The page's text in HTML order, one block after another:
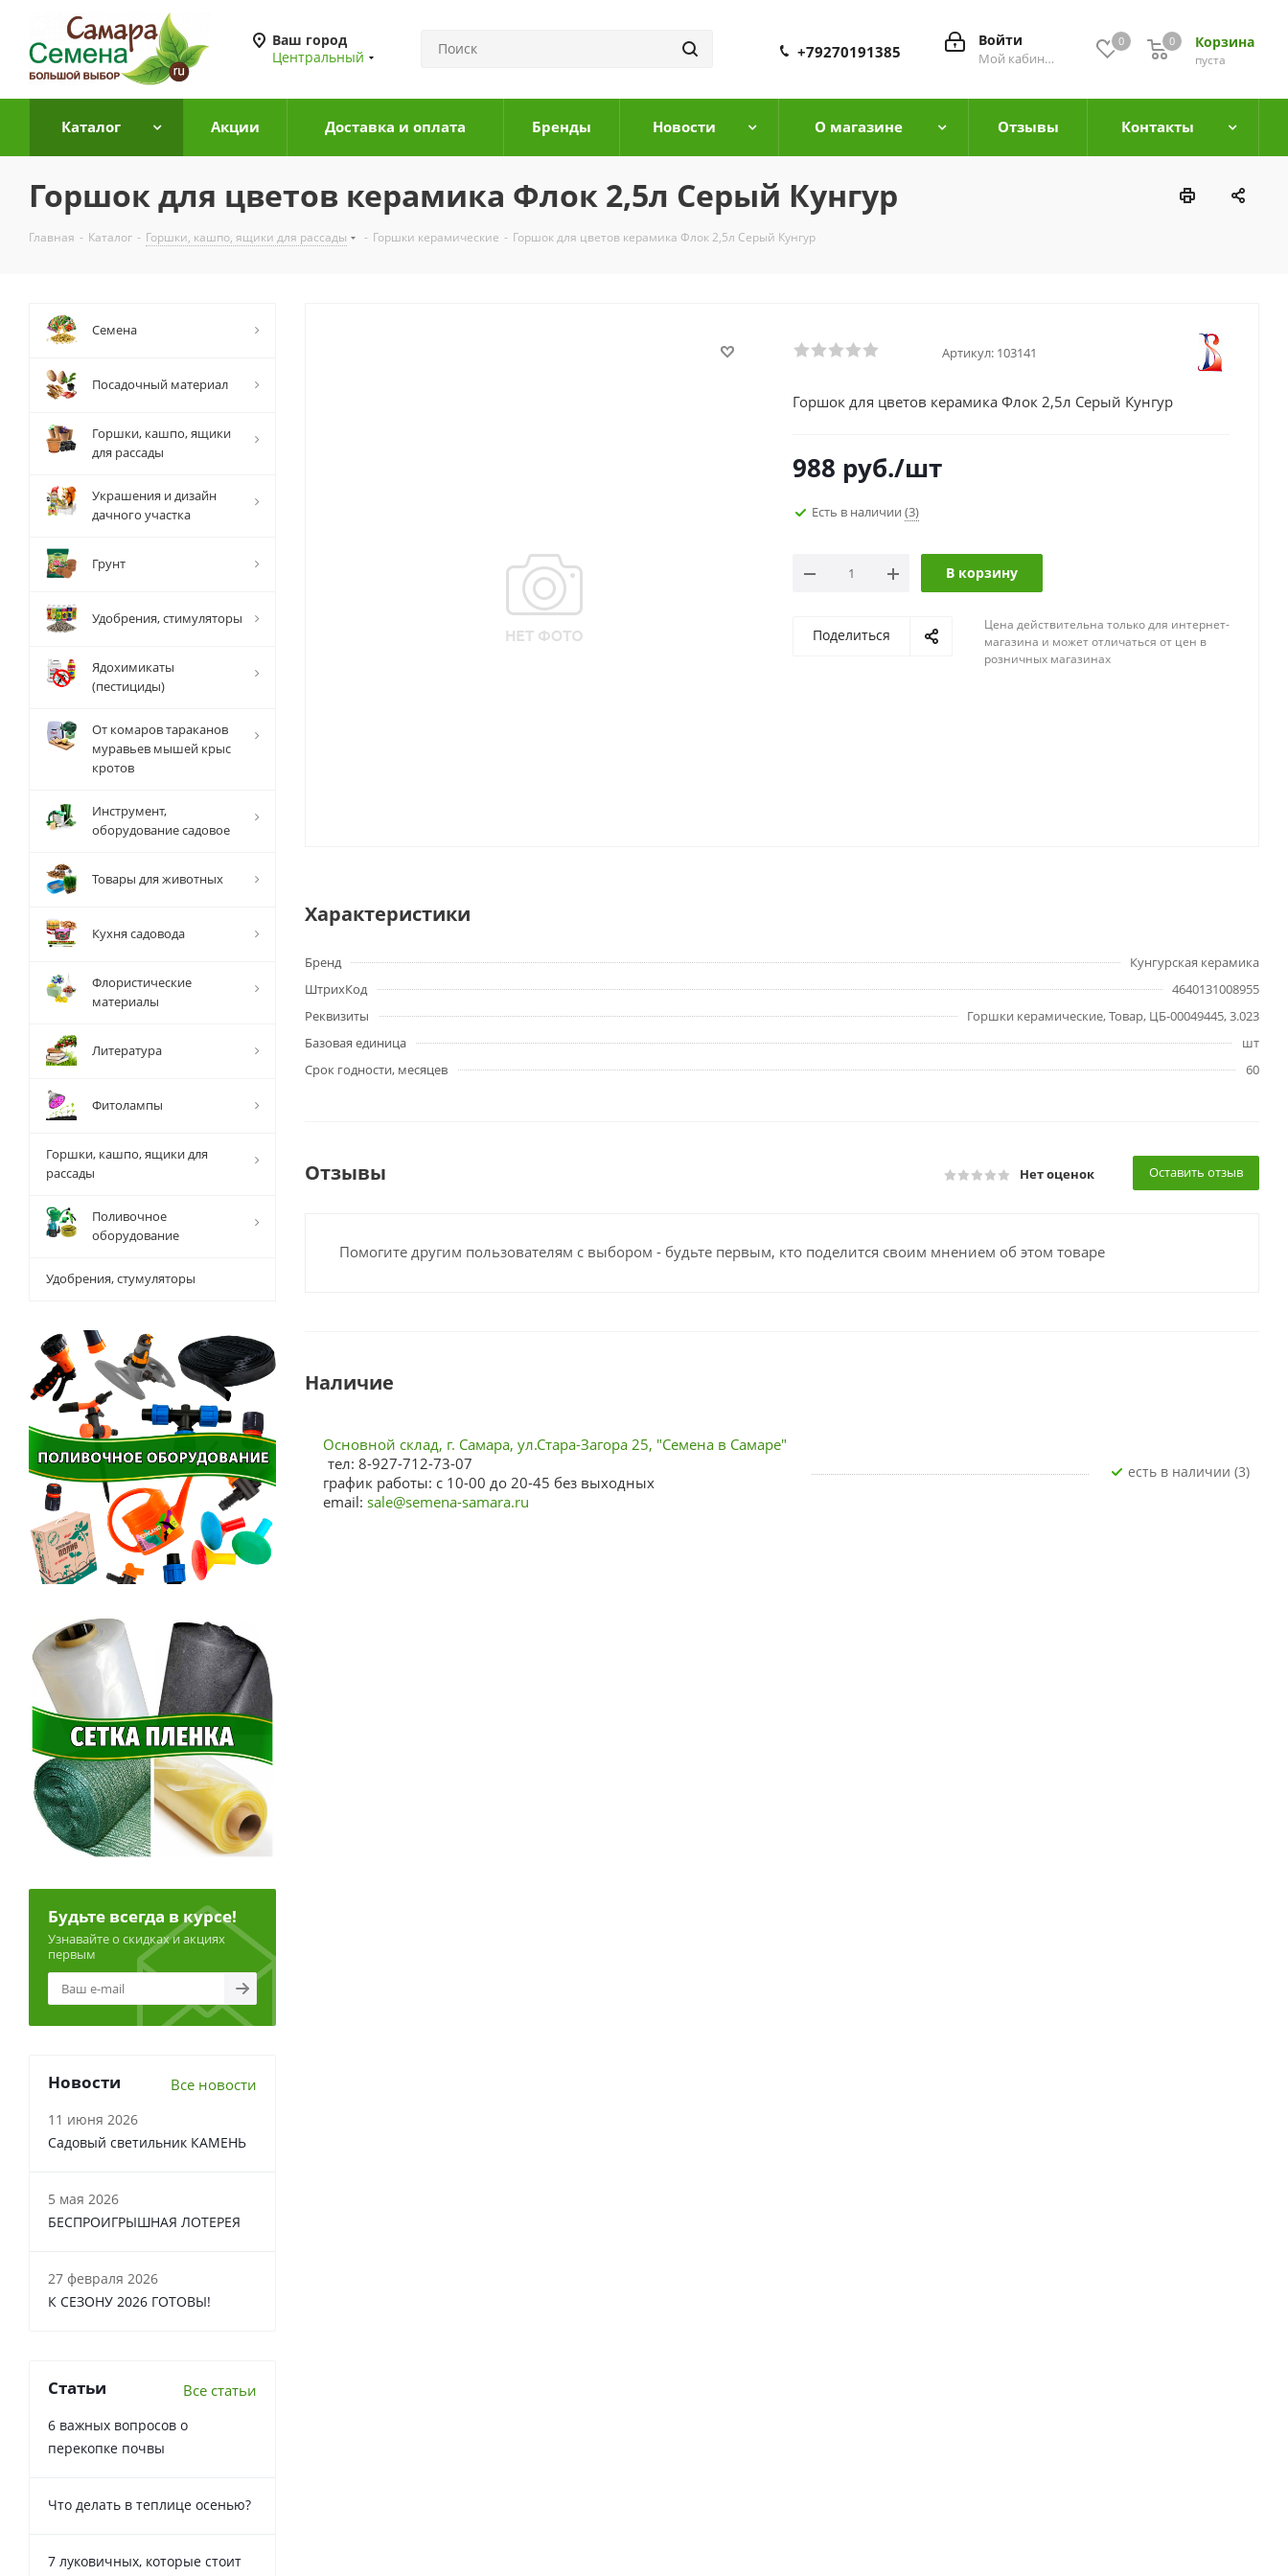
Ваш город
Центральный
0 Корзина
0
пуста
0
Войти
Мой кабинет
+79270191385
Каталог Акции Доставка и оплата Бренды Новости О магазине Отзывы Контакты
Горшок для цветов керамика Флок 2,5л Серый Кунгур
Главная - Каталог - Горшки, кашпо, ящики для рассады - Горшки керамические - Горшок для цветов керамика Флок 2,5л Серый Кунгур
Артикул: 103141
Горшок для цветов керамика Флок 2,5л Серый Кунгур
988 руб./шт
Есть в наличии (3)
В корзину
Поделиться
Цена действительна только для интернет-
магазина и может отличаться от цен в
розничных магазинах
Характеристики
Бренд
Кунгурская керамика
ШтрихКод
4640131008955
Реквизиты
Горшки керамические, Товар, ЦБ-00049445, 3.023
Базовая единица
шт
Срок годности, месяцев
60
Отзывы Нет оценок Оставить отзыв
Помогите другим пользователям с выбором - будьте первым, кто поделится своим мнением об этом товаре
Наличие
Основной склад, г. Самара, ул.Стара-Загора 25, "Семена в Самаре"
тел: 8-927-712-73-07
график работы: с 10-00 до 20-45 без выходных
email: sale@semena-samara.ru
Есть в наличии (3)
Семена
Посадочный материал
Горшки, кашпо, ящики
для рассады
Украшения и дизайн
дачного участка
Грунт
Удобрения, стимуляторы
Ядохимикаты
(пестициды)
От комаров тараканов
муравьев мышей крыс
кротов
Инструмент,
оборудование садовое
Товары для животных
Кухня садовода
Флористические
материалы
Литература
Фитолампы
Горшки, кашпо, ящики для
рассады
Поливочное
оборудование
Удобрения, стумуляторы
Будьте всегда в курсе!
Узнавайте о скидках и акциях
первым
Новости Все новости
11 июня 2026
Садовый светильник КАМЕНЬ
5 мая 2026
БЕСПРОИГРЫШНАЯ ЛОТЕРЕЯ
27 февраля 2026
К СЕЗОНУ 2026 ГОТОВЫ!
Статьи Все статьи
6 важных вопросов о
перекопке почвы
Что делать в теплице осенью?
7 луковичных, которые стоит